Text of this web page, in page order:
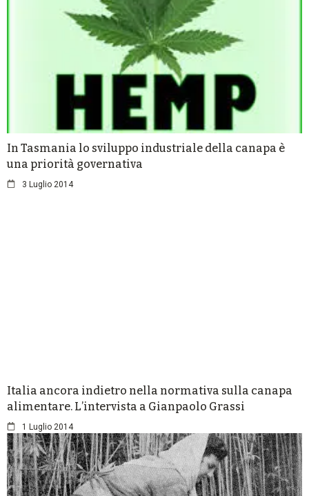
In Tasmania lo sviluppo industriale della canapa è
una priorità governativa
3 Luglio 2014
Italia ancora indietro nella normativa sulla canapa
alimentare. L’intervista a Gianpaolo Grassi
1 Luglio 2014